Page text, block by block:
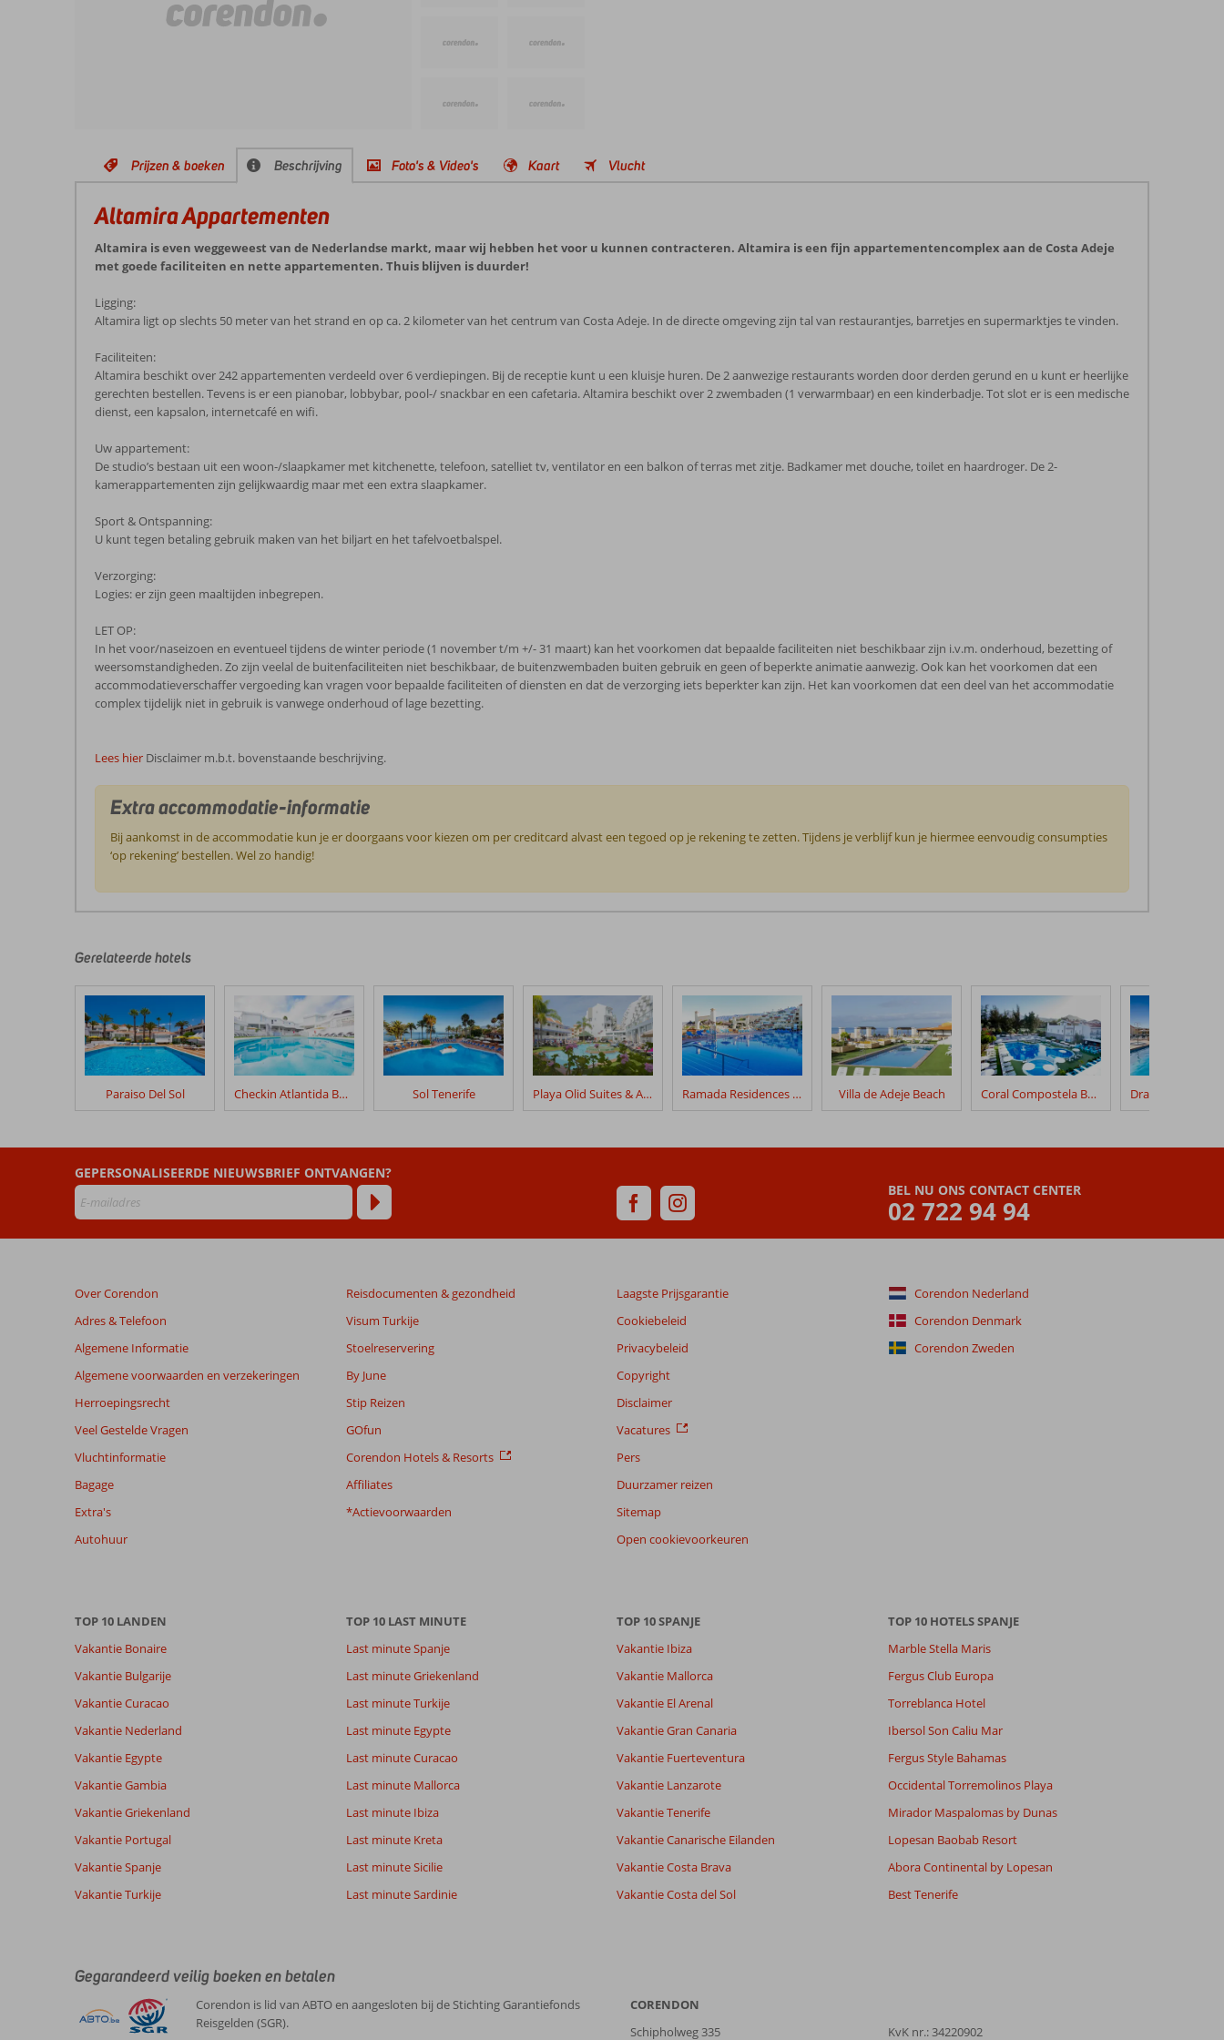
Prijzen & boeken Beschrijving Foto's & Video's Kaart Vlucht
Altamira Appartementen
Altamira is even weggeweest van de Nederlandse markt, maar wij hebben het voor u kunnen contracteren. Altamira is een fijn appartementencomplex aan de Costa Adeje
met goede faciliteiten en nette appartementen. Thuis blijven is duurder!
Ligging:
Altamira ligt op slechts 50 meter van het strand en op ca. 2 kilometer van het centrum van Costa Adeje. In de directe omgeving zijn tal van restaurantjes, barretjes en supermarktjes te vinden.
Faciliteiten:
Altamira beschikt over 242 appartementen verdeeld over 6 verdiepingen. Bij de receptie kunt u een kluisje huren. De 2 aanwezige restaurants worden door derden gerund en u kunt er heerlijke
gerechten bestellen. Tevens is er een pianobar, lobbybar, pool-/ snackbar en een cafetaria. Altamira beschikt over 2 zwembaden (1 verwarmbaar) en een kinderbadje. Tot slot er is een medische
dienst, een kapsalon, internetcafé en wifi.
Uw appartement:
De studio’s bestaan uit een woon-/slaapkamer met kitchenette, telefoon, satelliet tv, ventilator en een balkon of terras met zitje. Badkamer met douche, toilet en haardroger. De 2-
kamerappartementen zijn gelijkwaardig maar met een extra slaapkamer.
Sport & Ontspanning:
U kunt tegen betaling gebruik maken van het biljart en het tafelvoetbalspel.
Verzorging:
Logies: er zijn geen maaltijden inbegrepen.
LET OP:
In het voor/naseizoen en eventueel tijdens de winter periode (1 november t/m +/- 31 maart) kan het voorkomen dat bepaalde faciliteiten niet beschikbaar zijn i.v.m. onderhoud, bezetting of
weersomstandigheden. Zo zijn veelal de buitenfaciliteiten niet beschikbaar, de buitenzwembaden buiten gebruik en geen of beperkte animatie aanwezig. Ook kan het voorkomen dat een
accommodatieverschaffer vergoeding kan vragen voor bepaalde faciliteiten of diensten en dat de verzorging iets beperkter kan zijn. Het kan voorkomen dat een deel van het accommodatie
complex tijdelijk niet in gebruik is vanwege onderhoud of lage bezetting.
Lees hier Disclaimer m.b.t. bovenstaande beschrijving.
Extra accommodatie-informatie
Bij aankomst in de accommodatie kun je er doorgaans voor kiezen om per creditcard alvast een tegoed op je rekening te zetten. Tijdens je verblijf kun je hiermee eenvoudig consumpties
‘op rekening’ bestellen. Wel zo handig!
door
klanten
geschreven
na
hun
verblijf
Altamira
Beoordelingen
die
ouder
zijn
dan
worden
meer
weergegeven
de
relevantie
de
getoonde
Gerelateerde hotels
Paraiso Del Sol Checkin Atlantida Bungalows Sol Tenerife Playa Olid Suites & Appartementen Ramada Residences by Wyndham Costa Adeje Villa de Adeje Beach Coral Compostela Beach Golf
BEL NU ONS CONTACT CENTER
02 722 94 94
GEPERSONALISEERDE NIEUWSBRIEF ONTVANGEN?
Over Corendon
Adres & Telefoon
Algemene Informatie
Algemene voorwaarden en verzekeringen
Herroepingsrecht
Veel Gestelde Vragen
Vluchtinformatie
Bagage
Extra's
Autohuur
Reisdocumenten & gezondheid
Visum Turkije
Stoelreservering
By June
Stip Reizen
GOfun
Corendon Hotels & Resorts
Affiliates
*Actievoorwaarden
Laagste Prijsgarantie
Cookiebeleid
Privacybeleid
Copyright
Disclaimer
Vacatures
Pers
Duurzamer reizen
Sitemap
Open cookievoorkeuren
Corendon Nederland
Corendon Denmark
Corendon Zweden
TOP 10 LANDEN
Vakantie Bonaire
Vakantie Bulgarije
Vakantie Curacao
Vakantie Nederland
Vakantie Egypte
Vakantie Gambia
Vakantie Griekenland
Vakantie Portugal
Vakantie Spanje
Vakantie Turkije
TOP 10 LAST MINUTE
Last minute Spanje
Last minute Griekenland
Last minute Turkije
Last minute Egypte
Last minute Curacao
Last minute Mallorca
Last minute Ibiza
Last minute Kreta
Last minute Sicilie
Last minute Sardinie
TOP 10 SPANJE
Vakantie Ibiza
Vakantie Mallorca
Vakantie El Arenal
Vakantie Gran Canaria
Vakantie Fuerteventura
Vakantie Lanzarote
Vakantie Tenerife
Vakantie Canarische Eilanden
Vakantie Costa Brava
Vakantie Costa del Sol
TOP 10 HOTELS SPANJE
Marble Stella Maris
Fergus Club Europa
Torreblanca Hotel
Ibersol Son Caliu Mar
Fergus Style Bahamas
Occidental Torremolinos Playa
Mirador Maspalomas by Dunas
Lopesan Baobab Resort
Abora Continental by Lopesan
Best Tenerife
Gegarandeerd veilig boeken en betalen
Corendon is lid van ABTO en aangesloten bij de Stichting Garantiefonds
Reisgelden (SGR).
CORENDON
Schipholweg 335
KvK nr.: 34220902